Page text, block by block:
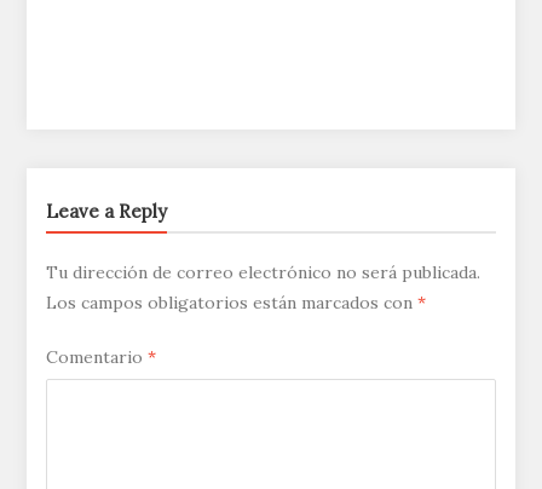
Leave a Reply
Tu dirección de correo electrónico no será publicada.
Los campos obligatorios están marcados con*
Comentario*